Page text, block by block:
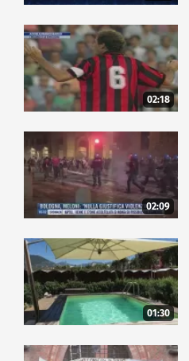
02:18
02:09
01:30